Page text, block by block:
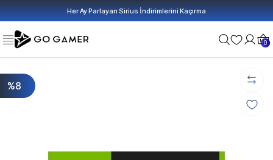
Her Ay Parlayan Sirius İndirimlerini Kaçırma
0
%8